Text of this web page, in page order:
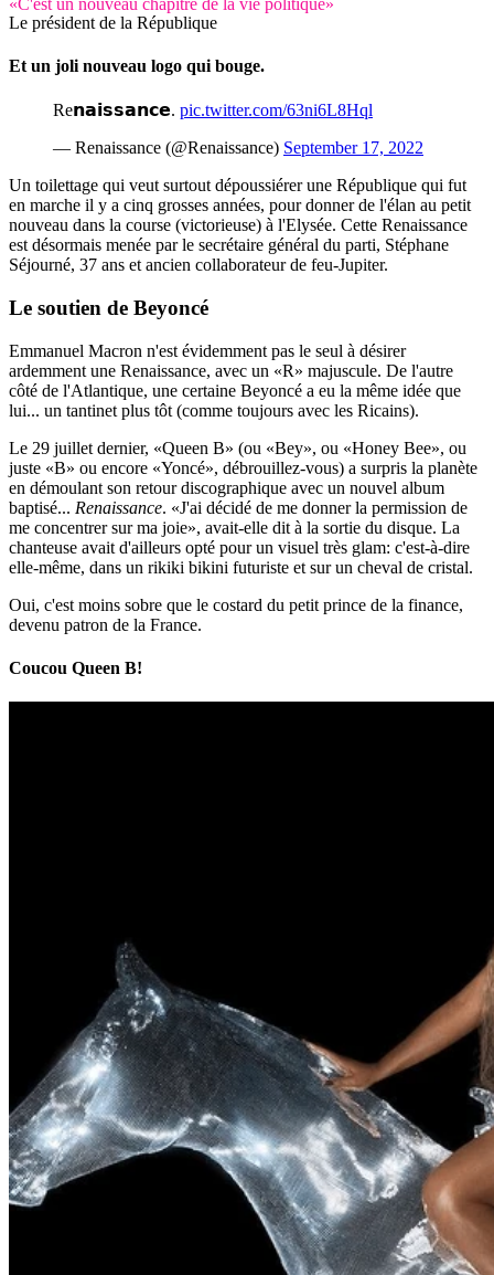
Le président de la République
Et un joli nouveau logo qui bouge.
Re𝗻𝗮𝗶𝘀𝘀𝗮𝗻𝗰𝗲. pic.twitter.com/63ni6L8Hql
— Renaissance (@Renaissance) September 17, 2022
Un toilettage qui veut surtout dépoussiérer une République qui fut
en marche il y a cinq grosses années, pour donner de l'élan au petit
nouveau dans la course (victorieuse) à l'Elysée. Cette Renaissance
est désormais menée par le secrétaire général du parti, Stéphane
Séjourné, 37 ans et ancien collaborateur de feu-Jupiter.
Le soutien de Beyoncé
Emmanuel Macron n'est évidemment pas le seul à désirer
ardemment une Renaissance, avec un «R» majuscule. De l'autre
côté de l'Atlantique, une certaine Beyoncé a eu la même idée que
lui... un tantinet plus tôt (comme toujours avec les Ricains).
Le 29 juillet dernier, «Queen B» (ou «Bey», ou «Honey Bee», ou
juste «B» ou encore «Yoncé», débrouillez-vous) a surpris la planète
en démoulant son retour discographique avec un nouvel album
baptisé... Renaissance. «J'ai décidé de me donner la permission de
me concentrer sur ma joie», avait-elle dit à la sortie du disque. La
chanteuse avait d'ailleurs opté pour un visuel très glam: c'est-à-dire
elle-même, dans un rikiki bikini futuriste et sur un cheval de cristal.
Oui, c'est moins sobre que le costard du petit prince de la finance,
devenu patron de la France.
Coucou Queen B!